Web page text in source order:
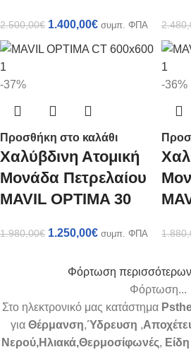
2.500,00€ 1.400,00€ συμπ. ΦΠΑ
-37%
Προσθήκη στο καλάθι
Χαλύβδινη Ατομική
Μονάδα Πετρελαίου
MAVIL OPTIMA 30
1.980,00€ 1.250,00€ συμπ. ΦΠΑ
-36%
Φόρτωση
Φόρτωση...
Στο ηλεκτρονικό μας κατάστημα
για Θέρμανση,Ύδρευση ,
Νερού,Ηλιακά,Θερμοσίφωνές,